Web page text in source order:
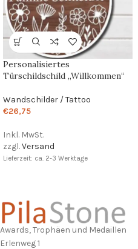
Personalisiertes
Türschildschild „Willkommen“
Wandschilder / Tattoo
€26,75
Inkl. MwSt.
zzgl.Versand
Lieferzeit: ca. 2-3 Werktage
Awards, Trophäen und Medaillen
Erlenweg 1